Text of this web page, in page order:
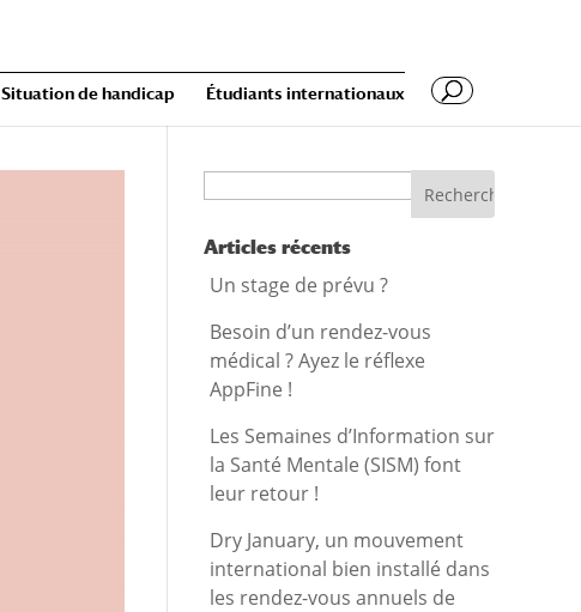
Situation de handicap Étudiants internationaux
Articles récents
Un stage de prévu ?
Besoin d’un rendez-vous
médical ? Ayez le réflexe
AppFine !
Les Semaines d’Information sur
la Santé Mentale (SISM) font
leur retour !
Dry January, un mouvement
international bien installé dans
les rendez-vous annuels de